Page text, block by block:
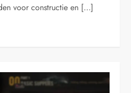
voor constructie en […]